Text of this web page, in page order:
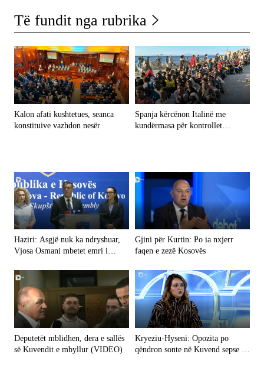
Të fundit nga rubrika
Kalon afati kushtetues, seanca
konstituive vazhdon nesër
Spanja kërcënon Italinë me
kundërmasa për kontrollet
Haziri: Asgjë nuk ka ndryshuar,
Vjosa Osmani mbetet emri i
Gjini për Kurtin: Po ia nxjerr
faqen e zezë Kosovës
Deputetët mblidhen, dera e sallës
së Kuvendit e mbyllur (VIDEO)
Kryeziu-Hyseni: Opozita po
qëndron sonte në Kuvend sepse e